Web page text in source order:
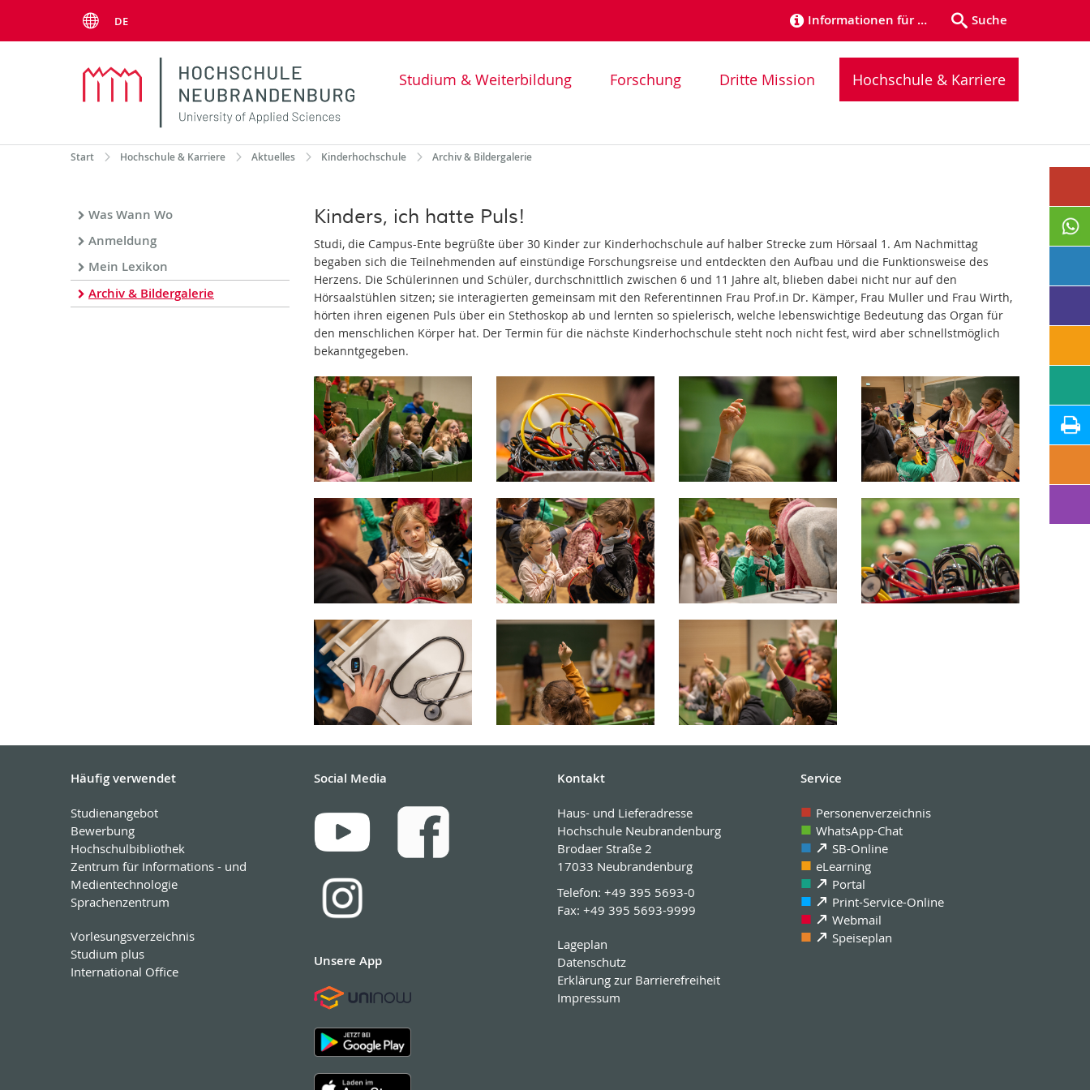
DE Informationen für … Suche
Studium & Weiterbildung Forschung Dritte Mission Hochschule & Karriere
Start Hochschule & Karriere Aktuelles Kinderhochschule Archiv & Bildergalerie
Was Wann Wo
Anmeldung
Mein Lexikon
Archiv & Bildergalerie
Kinders, ich hatte Puls!
Studi, die Campus-Ente begrüßte über 30 Kinder zur Kinderhochschule auf halber Strecke zum Hörsaal 1. Am Nachmittag
begaben sich die Teilnehmenden auf einstündige Forschungsreise und entdeckten den Aufbau und die Funktionsweise des
Herzens. Die Schülerinnen und Schüler, durchschnittlich zwischen 6 und 11 Jahre alt, blieben dabei nicht nur auf den
Hörsaalstühlen sitzen; sie interagierten gemeinsam mit den Referentinnen Frau Prof.in Dr. Kämper, Frau Muller und Frau Wirth,
hörten ihren eigenen Puls über ein Stethoskop ab und lernten so spielerisch, welche lebenswichtige Bedeutung das Organ für
den menschlichen Körper hat. Der Termin für die nächste Kinderhochschule steht noch nicht fest, wird aber schnellstmöglich
bekanntgegeben.
Häufig verwendet
Studienangebot
Bewerbung
Hochschulbibliothek
Zentrum für Informations - und
Medientechnologie
Sprachenzentrum
Vorlesungsverzeichnis
Studium plus
International Office
Social Media
Unsere App
Kontakt
Haus- und Lieferadresse
Hochschule Neubrandenburg
Brodaer Straße 2
17033 Neubrandenburg
Telefon: +49 395 5693-0
Fax: +49 395 5693-9999
Lageplan
Datenschutz
Erklärung zur Barrierefreiheit
Impressum
Service
Personenverzeichnis
WhatsApp-Chat
SB-Online
eLearning
Portal
Print-Service-Online
Webmail
Speiseplan